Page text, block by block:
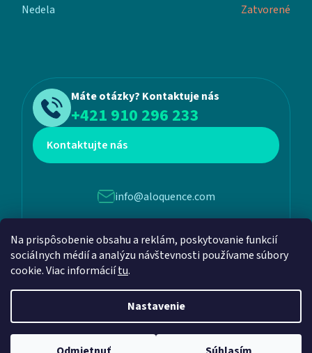
Na prispôsobenie obsahu a reklám, poskytovanie funkcií
sociálnych médií a analýzu návštevnosti používame súbory
cookie. Viac informáciítu.
Nastavenie
Nedela
Zatvorené
Máte otázky? Kontaktuje nás
+421 910 296 233
Kontaktujte nás
info@aloquence.com
Martina Benku 6, 952 01, Vráble
Vytvoril Shoptet a
Adatelier